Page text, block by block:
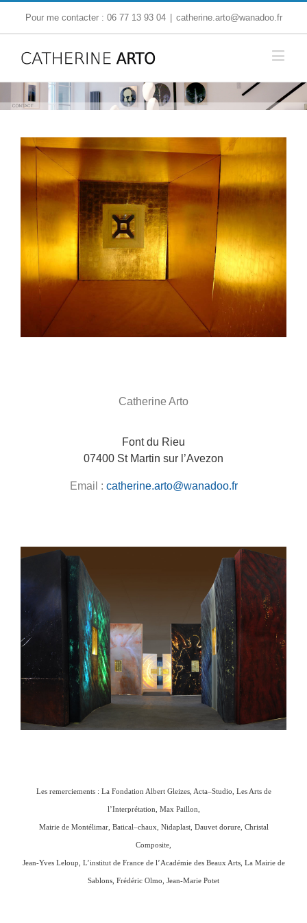
Pour me contacter : 06 77 13 93 04 catherine.arto@wanadoo.fr
Catherine Arto
Font du Rieu
07400 St Martin sur l’Avezon
Email : catherine.arto@wanadoo.fr
Les remerciements : La Fondation Albert Gleizes, Acta–Studio, Les Arts de
l’Interprétation, Max Paillon,
Mairie de Montélimar, Batical–chaux, Nidaplast, Dauvet dorure, Christal
Composite,
Jean-Yves Leloup, L’institut de France de l’Académie des Beaux Arts, La Mairie de
Sablons, Frédéric Olmo, Jean-Marie Potet